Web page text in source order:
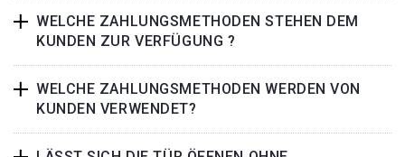
WELCHE ZAHLUNGSMETHODEN STEHEN DEM
KUNDEN ZUR VERFÜGUNG ?
WELCHE ZAHLUNGSMETHODEN WERDEN VON
KUNDEN VERWENDET?